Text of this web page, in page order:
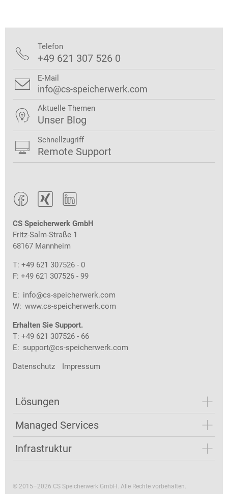
  
CS Speicherwerk GmbH
Fritz-Salm-Straße 1
68167 Mannheim
T: +49 621 307526 - 0
F: +49 621 307526 - 99
E: info@cs-speicherwerk.com
W: www.cs-speicherwerk.com
Erhalten Sie Support.
T: +49 621 307526 - 66
E: support@cs-speicherwerk.com
Datenschutz Impressum
Lösungen
Managed Services
Infrastruktur
 Telefon
+49 621 307 526 0
 E-Mail
info@cs-speicherwerk.com
 Aktuelle Themen
Unser Blog
 Schnellzugriff
Remote Support
© 2015–2026 CS Speicherwerk GmbH. Alle Rechte vorbehalten.